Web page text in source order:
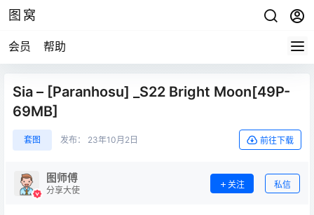
图窝
会员 帮助
Sia – [Paranhosu] _S22 Bright Moon[49P-
69MB]
套图 发布： 23年10月2日 前往下载
图师傅
分享大使
关注 私信